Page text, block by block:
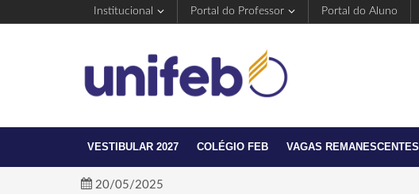
Institucional Portal do Professor Portal do Aluno
VESTIBULAR 2027 COLÉGIO FEB VAGAS REMANESCENTES
20/05/2025